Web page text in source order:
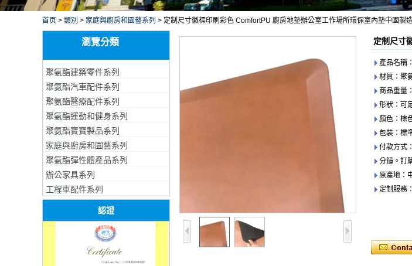
首页 > 類別 > 家庭與廚房和園藝系列 > 定制尺寸徽標印刷彩色 ComfortPU 廚房地墊辦公室工作場所環保室內墊中國製
瀏覽分類
聚氨酯建築零件系列
聚氨酯汽車配件系列
聚氨酯醫療配件系列
聚氨酯運動和健身系列
聚氨酯寶寶製品系列
家庭與廚房和園藝系列
聚氨酯彈性體產品系列
辦公家具系列
工程車配件系列
認證
定制尺寸
產品名稱
材質：聚
商品重量
形狀：可
顏色：棕
包裝：標
付款方式
分鐘。訂
原產地：
定制服務